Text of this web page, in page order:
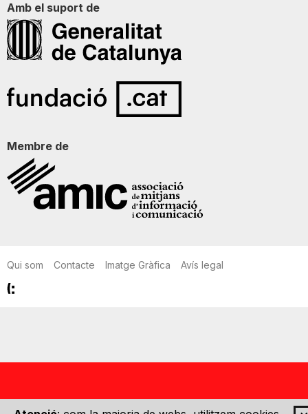
Amb el suport de
Membre de
Qui som Contacte Imatge Gràfica Avís legal